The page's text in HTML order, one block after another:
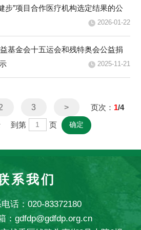
步”项目合作医疗机构选定结果的公
2026-01-22
基金会十五运会和残特奥会公益捐
2025-11-21
3 > 页次： 1/4
到第 页
系我们
话：020-83372180
：gdfdp@gdfdp.org.cn